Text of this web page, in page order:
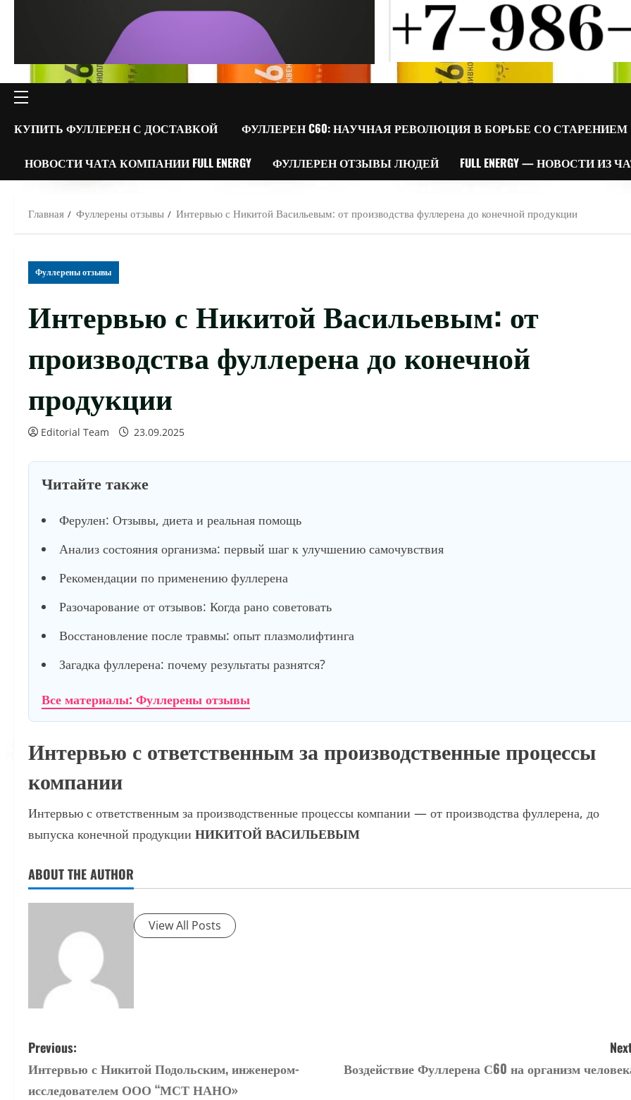
ОСНОВНОЕ
МЕНЮ
КУПИТЬ ФУЛЛЕРЕН С ДОСТАВКОЙ ФУЛЛЕРЕН C60: НАУЧНАЯ РЕВОЛЮЦИЯ В БОРЬБЕ СО СТАРЕНИЕМ
НОВОСТИ ЧАТА КОМПАНИИ FULL ENERGY ФУЛЛЕРЕН ОТЗЫВЫ ЛЮДЕЙ FULL ENERGY — НОВОСТИ ИЗ
Главная Фуллерены отзывы Интервью с Никитой Васильевым: от производства фуллерена до конечной продукции
Фуллерены отзывы
Интервью с Никитой Васильевым: от
производства фуллерена до конечной
продукции
Editorial Team 23.09.2025
Читайте также
Ферулен: Отзывы, диета и реальная помощь
Анализ состояния организма: первый шаг к улучшению самочувствия
Рекомендации по применению фуллерена
Разочарование от отзывов: Когда рано советовать
Восстановление после травмы: опыт плазмолифтинга
Загадка фуллерена: почему результаты разнятся?
Все материалы: Фуллерены отзывы
Интервью с ответственным за производственные процессы
компании
Интервью с ответственным за производственные процессы компании — от производства фуллерена, до
выпуска конечной продукции НИКИТОЙ ВАСИЛЬЕВЫМ
ABOUT THE AUTHOR
View All Posts
P
o
Previous:
Интервью с Никитой Подольским, инженером-
исследователем ООО “МСТ НАНО»
Воздействие Фуллерена С60 на организм